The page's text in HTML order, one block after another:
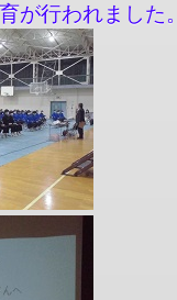
が行われました。